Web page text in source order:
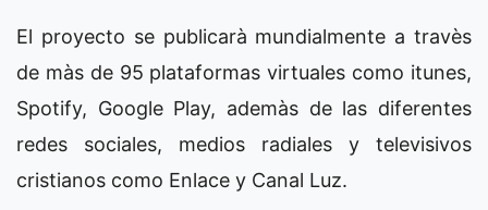
El proyecto se publicarà mundialmente a travès
de màs de 95 plataformas virtuales como itunes,
Spotify, Google Play, ademàs de las diferentes
redes sociales, medios radiales y televisivos
cristianos como Enlace y Canal Luz.